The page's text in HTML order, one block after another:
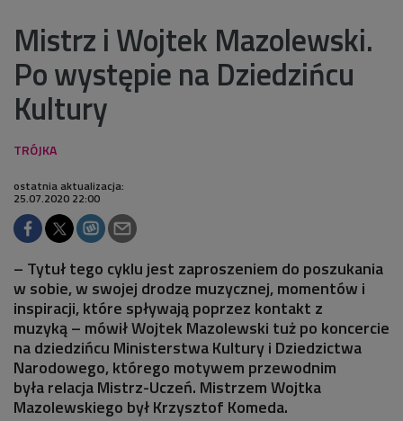
Mistrz i Wojtek Mazolewski.
Po występie na Dziedzińcu
Kultury
ostatnia aktualizacja:
25.07.2020 22:00
– Tytuł tego cyklu jest zaproszeniem do poszukania
w sobie, w swojej drodze muzycznej, momentów i
inspiracji, które spływają poprzez kontakt z
muzyką – mówił Wojtek Mazolewski tuż po koncercie
na dziedzińcu Ministerstwa Kultury i Dziedzictwa
Narodowego, którego motywem przewodnim
była relacja Mistrz-Uczeń. Mistrzem Wojtka
Mazolewskiego był Krzysztof Komeda.